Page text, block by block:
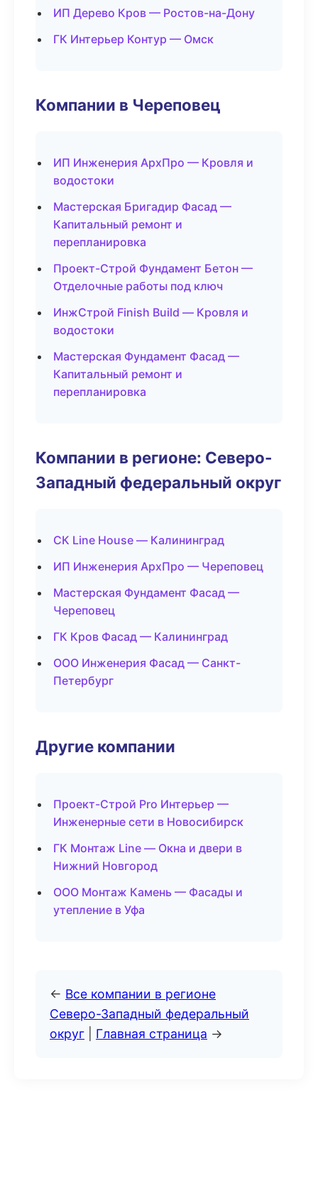
ИП Дерево Кров — Ростов-на-Дону
ГК Интерьер Контур — Омск
Компании в Череповец
ИП Инженерия АрхПро — Кровля и
водостоки
Мастерская Бригадир Фасад —
Капитальный ремонт и
перепланировка
Проект-Строй Фундамент Бетон —
Отделочные работы под ключ
ИнжСтрой Finish Build — Кровля и
водостоки
Мастерская Фундамент Фасад —
Капитальный ремонт и
перепланировка
Компании в регионе: Северо-
Западный федеральный округ
СК Line House — Калининград
ИП Инженерия АрхПро — Череповец
Мастерская Фундамент Фасад —
Череповец
ГК Кров Фасад — Калининград
ООО Инженерия Фасад — Санкт-
Петербург
Другие компании
Проект-Строй Pro Интерьер —
Инженерные сети в Новосибирск
ГК Монтаж Line — Окна и двери в
Нижний Новгород
ООО Монтаж Камень — Фасады и
утепление в Уфа
← Все компании в регионе
Северо-Западный федеральный
округ
Главная страница →